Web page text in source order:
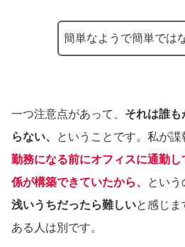
簡単なようで簡単では
一つ注意点があって、 それは誰
らない、
ということです。私が諜
勤務になる前にオフィスに通勤
係が構築できていたから、
という
浅いうちだったら難しいと感じ
ある人は別です。